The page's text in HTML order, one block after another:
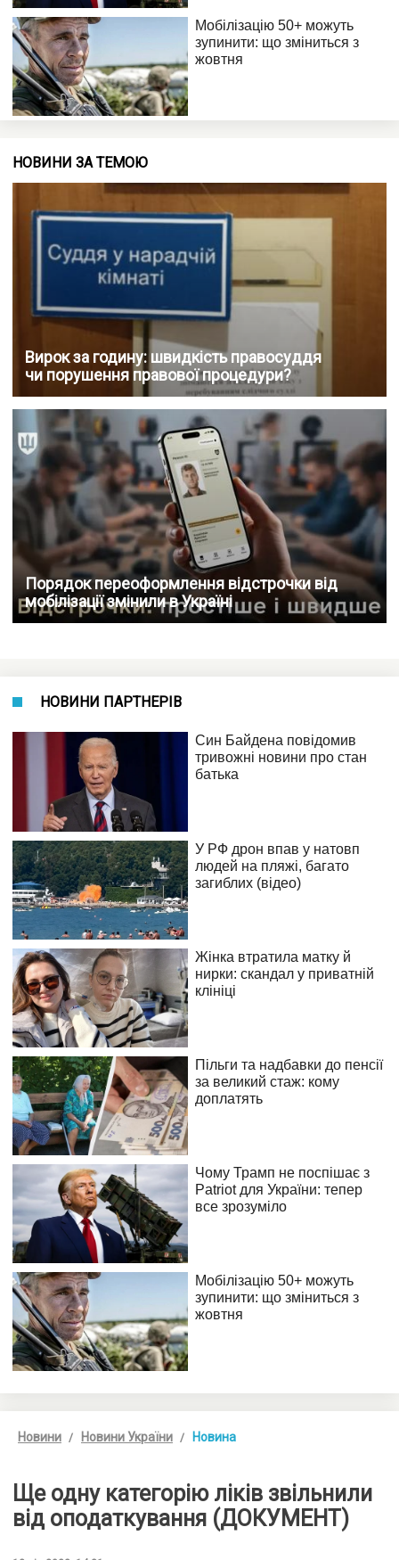
НОВИНИ ЗА ТЕМОЮ
Вирок за годину: швидкість правосуддя
чи порушення правової процедури?
Порядок переоформлення відстрочки від
мобілізації змінили в Україні
НОВИНИ ПАРТНЕРІВ
Новини Новини України Новина
Ще одну категорію ліків звільнили
від оподаткування (ДОКУМЕНТ)